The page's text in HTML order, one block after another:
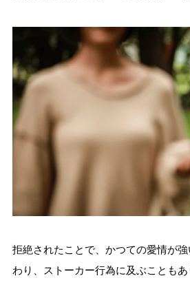
拒絶されたことで、かつての愛情が
わり、ストーカー行為に及ぶこともあ